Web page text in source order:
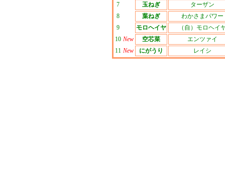
7
玉ねぎ
ターザン
8
葉ねぎ
わかさまパワー
9
モロヘイヤ
（自）モロヘイ
10 New 空芯菜
エンツァイ
11 New にがうり レイシ